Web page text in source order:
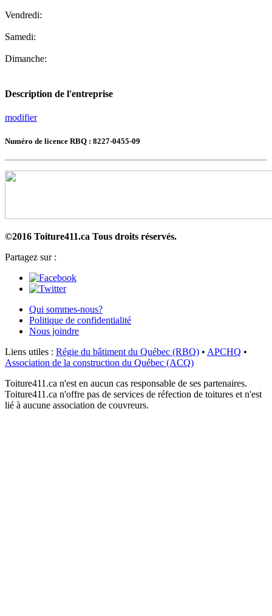
Vendredi:
Samedi:
Dimanche:
Description de l'entreprise
modifier
Numéro de licence RBQ : 8227-0455-09
©2016 Toiture411.ca Tous droits réservés.
Partagez sur :
Qui sommes-nous?
Politique de confidentialité
Nous joindre
Liens utiles : Régie du bâtiment du Québec (RBQ) • APCHQ •
Association de la construction du Québec (ACQ)
Toiture411.ca n'est en aucun cas responsable de ses partenaires.
Toiture411.ca n'offre pas de services de réfection de toitures et n'est
lié à aucune association de couvreurs.